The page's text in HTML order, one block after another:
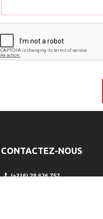
CONTACTEZ-NOUS
(+216) 28 626 757